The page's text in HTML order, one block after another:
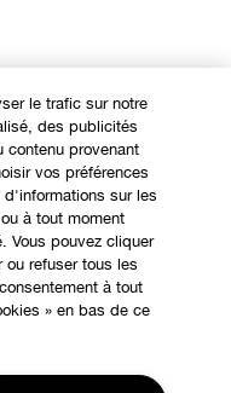
le trafic sur notre
des publicités
contenu provenant
vos préférences
sur les
à tout moment
Vous pouvez cliquer
ou refuser tous les
à tout
» en bas de ce